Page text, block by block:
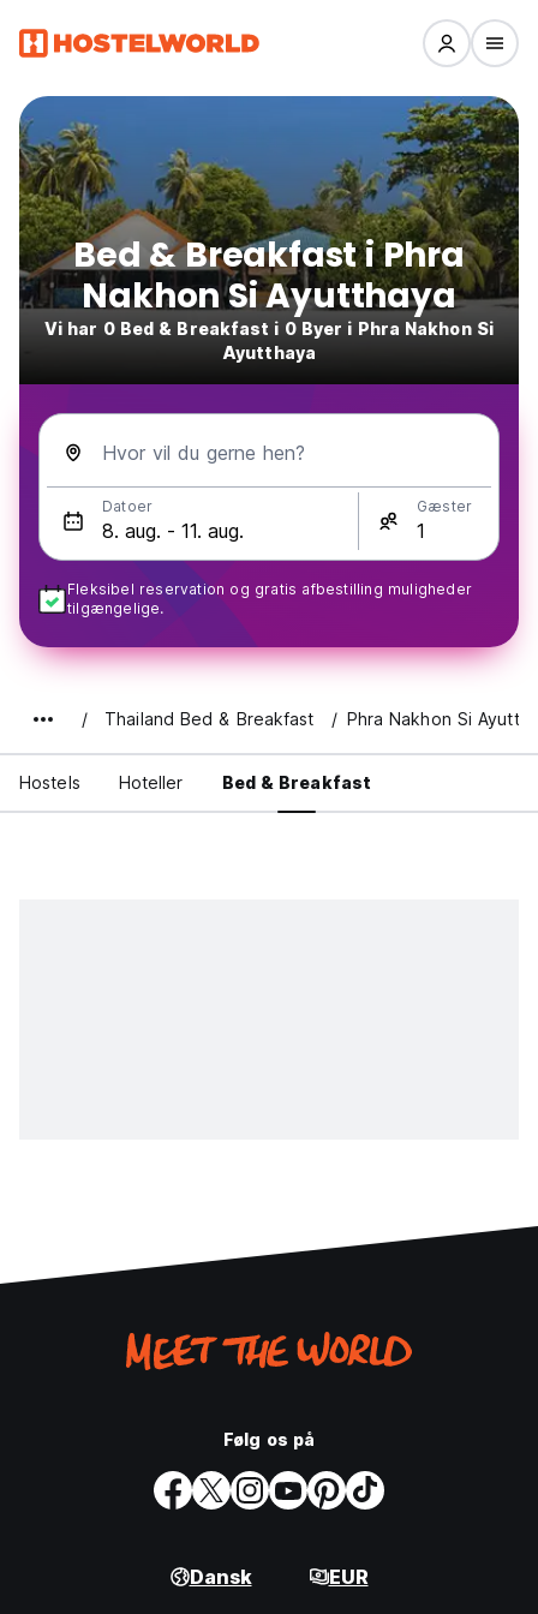
Bed & Breakfast i Phra
Nakhon Si Ayutthaya
Vi har 0 Bed & Breakfast i 0 Byer i Phra Nakhon Si
Ayutthaya
Hvor vil du gerne hen?
Datoer Gæster
Fleksibel reservation og gratis afbestilling muligheder
tilgængelige.
Thailand Bed & Breakfast Phra Nakhon Si
Hostels Hoteller Bed & Breakfast
Følg os på
Dansk EUR